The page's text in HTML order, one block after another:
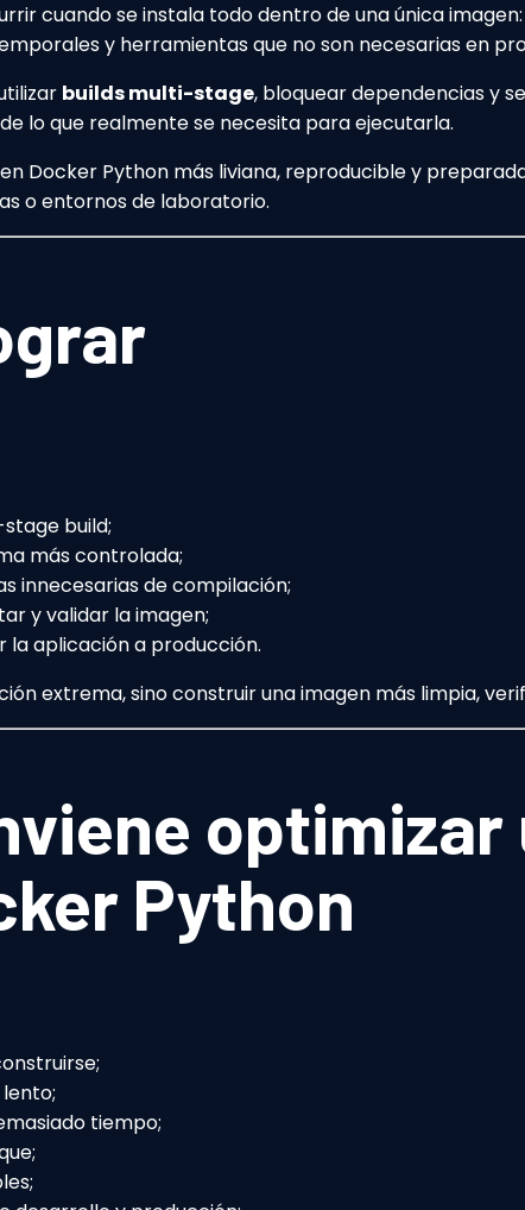
cuando se instala todo dentro de una única
y herramientas que no son necesarias en
builds multi-stage, bloquear dependencias y
lo que realmente se necesita para ejecutarla.
Docker Python más liviana, reproducible y
o entornos de laboratorio.
build;
más controlada;
innecesarias de compilación;
y validar la imagen;
la aplicación a producción.
extrema, sino construir una imagen más limpia,
optimizar
Python
tiempo;